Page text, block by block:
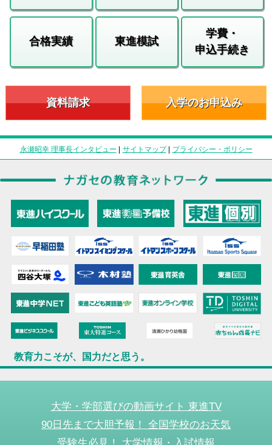
合格実績 東進模試
学費・
申込手続き
資料請求 入学のお申込み
永瀬昭幸 理事長インタビュー | サイトマップ| プライバシー・ポリシー
教育力こそが、国力だと思う。
大学・学部選びの動画サイト 東進TV
90日先まで大胆予報！ 全国学校のお天気